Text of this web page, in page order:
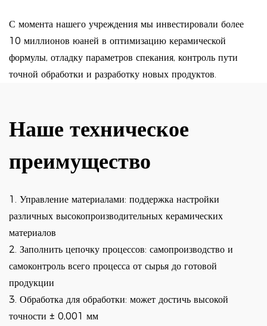
С момента нашего учреждения мы инвестировали более
10 миллионов юаней в оптимизацию керамической
формулы, отладку параметров спекания, контроль пути
точной обработки и разработку новых продуктов.
Наше техническое
преимущество
1. Управление материалами: поддержка настройки
различных высокопроизводительных керамических
материалов
2. Заполнить цепочку процессов: самопроизводство и
самоконтроль всего процесса от сырья до готовой
продукции
3. Обработка для обработки: может достичь высокой
точности ± 0,001 мм